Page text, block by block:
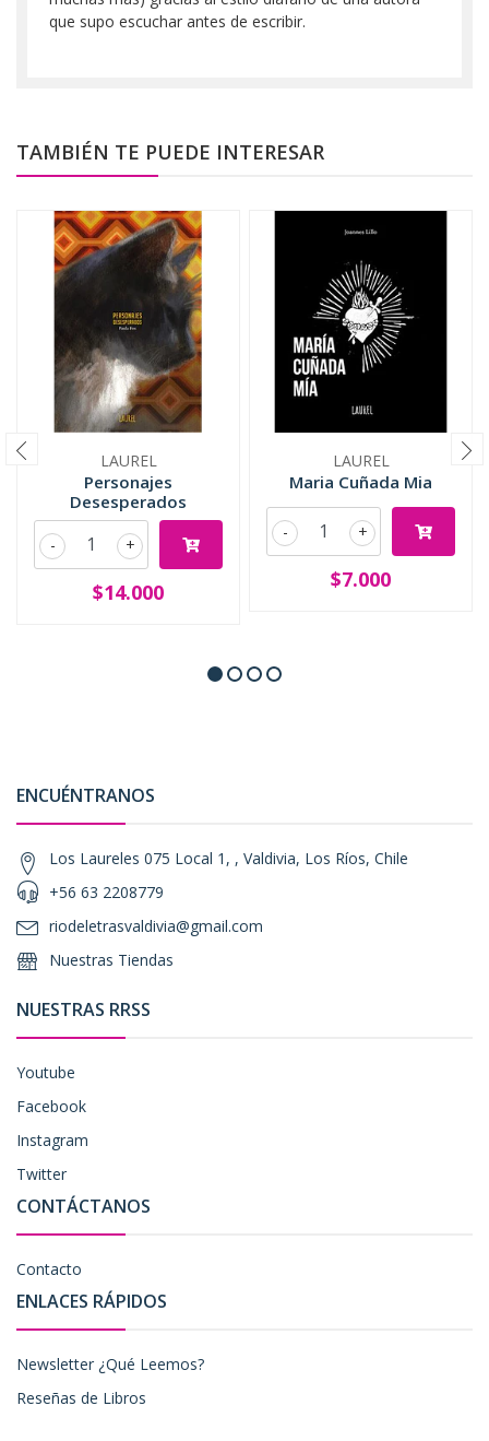
que supo escuchar antes de escribir.
TAMBIÉN TE PUEDE INTERESAR
LAUREL
Personajes
Desesperados
+
-
$14.000
LAUREL
Maria Cuñada Mia
+
-
$7.000
ENCUÉNTRANOS
Los Laureles 075 Local 1, , Valdivia, Los Ríos, Chile
+56 63 2208779
riodeletrasvaldivia@gmail.com
Nuestras Tiendas
NUESTRAS RRSS
Youtube
Facebook
Instagram
Twitter
CONTÁCTANOS
Contacto
ENLACES RÁPIDOS
Newsletter ¿Qué Leemos?
Reseñas de Libros